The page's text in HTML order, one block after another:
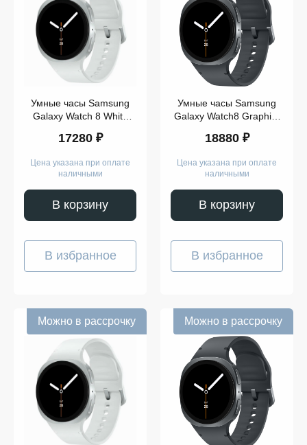
Умные часы Samsung
Galaxy Watch 8 White
17280 ₽
Цена указана при оплате
наличными
В корзину
В избранное
Умные часы Samsung
Galaxy Watch8 Graphite
18880 ₽
Цена указана при оплате
наличными
В корзину
В избранное
Можно в рассрочку Можно в рассрочку